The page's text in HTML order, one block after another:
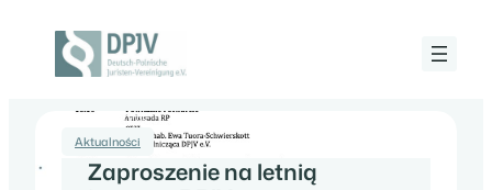
Deutsch-
Polnische
22 maja 2025
Aktualności
Zaproszenie na letnią